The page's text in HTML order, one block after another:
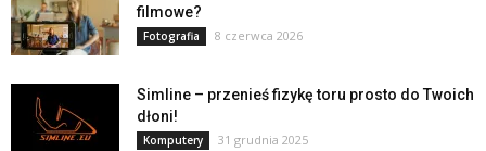
filmowe?
Fotografia 8 czerwca 2026
Simline – przenieś fizykę toru prosto do Twoich
dłoni!
Komputery 31 grudnia 2025